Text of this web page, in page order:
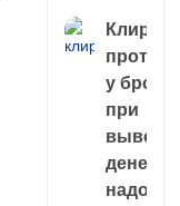
Клиринг
у
при
выводе
денег,
надо